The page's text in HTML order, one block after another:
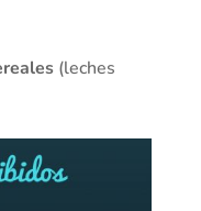
(leches